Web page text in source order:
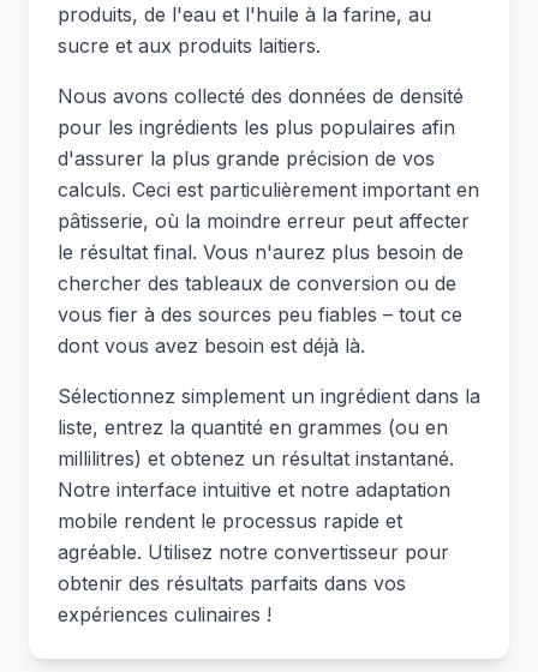
produits, de l'eau et l'huile à la farine, au
sucre et aux produits laitiers.
Nous avons collecté des données de densité
pour les ingrédients les plus populaires afin
d'assurer la plus grande précision de vos
calculs. Ceci est particulièrement important en
pâtisserie, où la moindre erreur peut affecter
le résultat final. Vous n'aurez plus besoin de
chercher des tableaux de conversion ou de
vous fier à des sources peu fiables – tout ce
dont vous avez besoin est déjà là.
Sélectionnez simplement un ingrédient dans la
liste, entrez la quantité en grammes (ou en
millilitres) et obtenez un résultat instantané.
Notre interface intuitive et notre adaptation
mobile rendent le processus rapide et
agréable. Utilisez notre convertisseur pour
obtenir des résultats parfaits dans vos
expériences culinaires !